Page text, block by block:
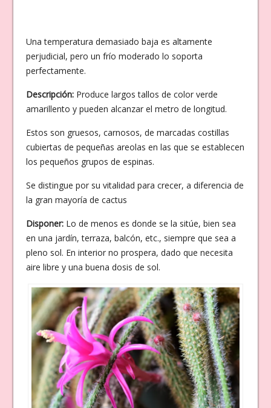
Una temperatura demasiado baja es altamente
perjudicial, pero un frío moderado lo soporta
perfectamente.
Descripción:Produce largos tallos de color verde
amarillento y pueden alcanzar el metro de longitud.
Estos son gruesos, carnosos, de marcadas costillas
cubiertas de pequeñas areolas en las que se establecen
los pequeños grupos de espinas.
Se distingue por su vitalidad para crecer, a diferencia de
la gran mayoría de cactus
Disponer:Lo de menos es donde se la sitúe, bien sea
en una jardín, terraza, balcón, etc., siempre que sea a
pleno sol. En interior no prospera, dado que necesita
aire libre y una buena dosis de sol.